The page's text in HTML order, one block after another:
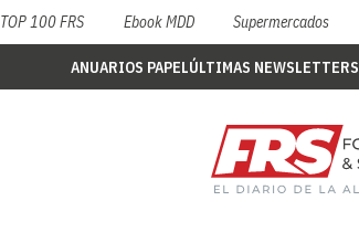
TOP 100 FRS Ebook MDD Supermercados
ANUARIOS PAPELÚLTIMAS NEWSLETTERS